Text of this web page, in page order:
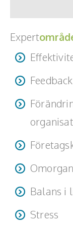
Expert
Feedback
Balans i
Stress